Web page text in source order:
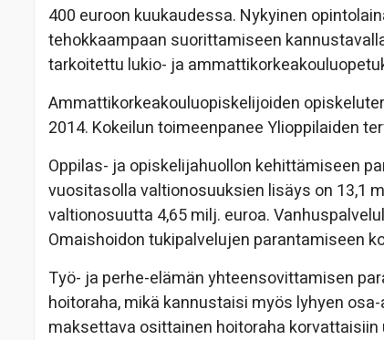
400 euroon kuukaudessa. Nykyinen
tehokkaampaan suorittamiseen
tarkoitettu lukio- ja
Ammattikorkeakouluopiskelijoiden
2014. Kokeilun toimeenpanee Ylioppilaiden
Oppilas- ja opiskelijahuollon kehittämiseen
vuositasolla valtionosuuksien lisäys on 13,1
valtionosuutta 4,65 milj. euroa.
Omaishoidon tukipalvelujen parantamiseen
Työ- ja perhe-elämän yhteensovittamisen
hoitoraha, mikä kannustaisi myös lyhyen
maksettava osittainen hoitoraha